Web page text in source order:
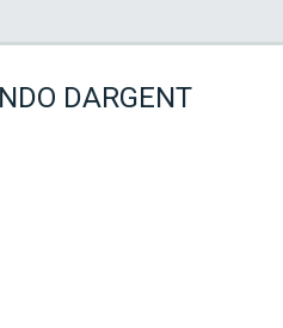
DARGENT